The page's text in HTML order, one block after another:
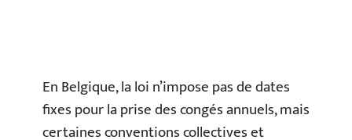
En Belgique, la loi n’impose pas de dates
fixes pour la prise des congés annuels, mais
certaines conventions collectives et